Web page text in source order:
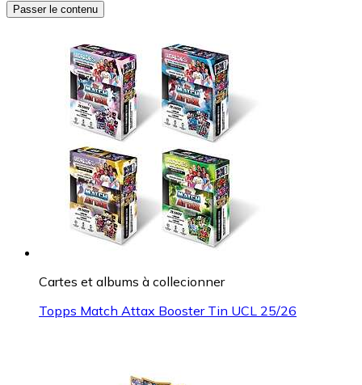
Passer le contenu
Cartes et albums à collecionner
Topps Match Attax Booster Tin UCL 25/26